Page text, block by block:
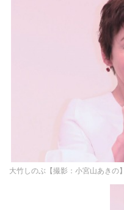
大竹しのぶ【撮影：小宮山あきの】